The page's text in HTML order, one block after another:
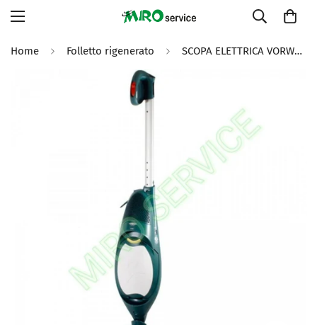
Home Folletto rigenerato SCOPA ELETTRICA VORWERK FOLLETTO ASPIRAPOLVERE vk 140 CON HD40